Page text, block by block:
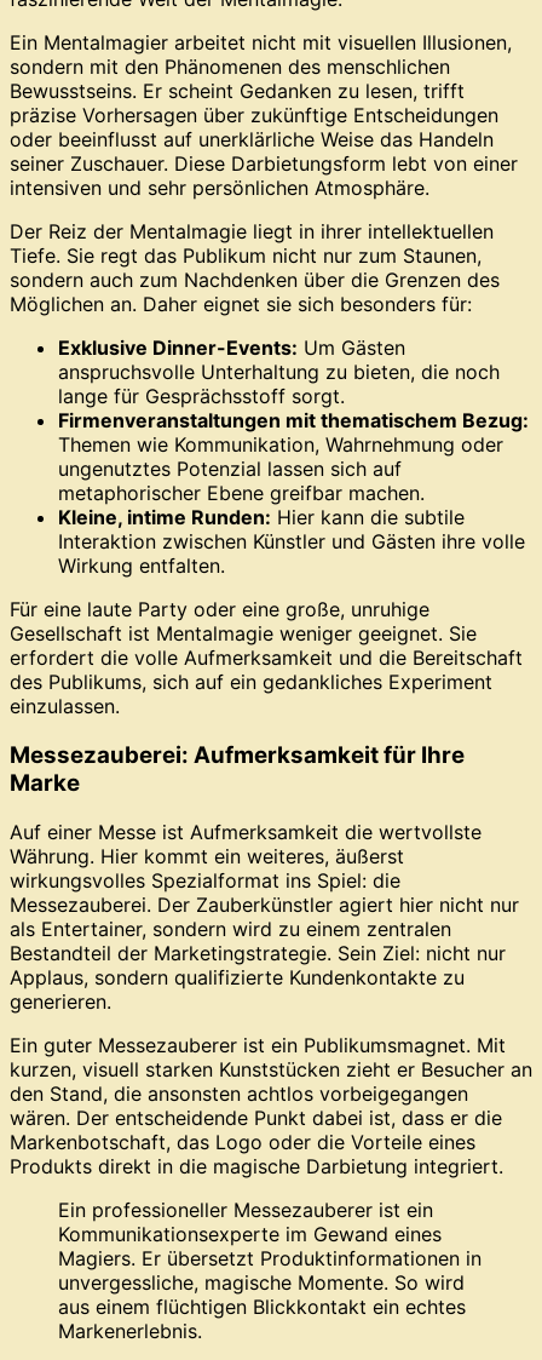
Ein Mentalmagier arbeitet nicht mit visuellen Illusionen,
sondern mit den Phänomenen des menschlichen
Bewusstseins. Er scheint Gedanken zu lesen, trifft
präzise Vorhersagen über zukünftige Entscheidungen
oder beeinflusst auf unerklärliche Weise das Handeln
seiner Zuschauer. Diese Darbietungsform lebt von einer
intensiven und sehr persönlichen Atmosphäre.
Der Reiz der Mentalmagie liegt in ihrer intellektuellen
Tiefe. Sie regt das Publikum nicht nur zum Staunen,
sondern auch zum Nachdenken über die Grenzen des
Möglichen an. Daher eignet sie sich besonders für:
Exklusive Dinner-Events: Um Gästen
anspruchsvolle Unterhaltung zu bieten, die noch
lange für Gesprächsstoff sorgt.
Firmenveranstaltungen mit thematischem Bezug:
Themen wie Kommunikation, Wahrnehmung oder
ungenutztes Potenzial lassen sich auf
metaphorischer Ebene greifbar machen.
Kleine, intime Runden: Hier kann die subtile
Interaktion zwischen Künstler und Gästen ihre volle
Wirkung entfalten.
Für eine laute Party oder eine große, unruhige
Gesellschaft ist Mentalmagie weniger geeignet. Sie
erfordert die volle Aufmerksamkeit und die Bereitschaft
des Publikums, sich auf ein gedankliches Experiment
einzulassen.
Messezauberei: Aufmerksamkeit für Ihre
Marke
Auf einer Messe ist Aufmerksamkeit die wertvollste
Währung. Hier kommt ein weiteres, äußerst
wirkungsvolles Spezialformat ins Spiel: die
Messezauberei. Der Zauberkünstler agiert hier nicht nur
als Entertainer, sondern wird zu einem zentralen
Bestandteil der Marketingstrategie. Sein Ziel: nicht nur
Applaus, sondern qualifizierte Kundenkontakte zu
generieren.
Ein guter Messezauberer ist ein Publikumsmagnet. Mit
kurzen, visuell starken Kunststücken zieht er Besucher an
den Stand, die ansonsten achtlos vorbeigegangen
wären. Der entscheidende Punkt dabei ist, dass er die
Markenbotschaft, das Logo oder die Vorteile eines
Produkts direkt in die magische Darbietung integriert.
Ein professioneller Messezauberer ist ein
Kommunikationsexperte im Gewand eines
Magiers. Er übersetzt Produktinformationen in
unvergessliche, magische Momente. So wird
aus einem flüchtigen Blickkontakt ein echtes
Markenerlebnis.